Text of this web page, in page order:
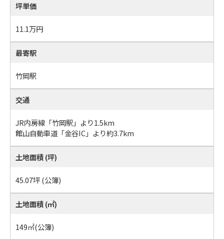
坪単価
11.1万円
最寄駅
竹岡駅
交通
JR内房線「竹岡駅」より1.5km
館山自動車道「金谷IC」より約3.7km
土地面積 (坪)
45.07坪 (公簿)
土地面積 (㎡)
149㎡(公簿)